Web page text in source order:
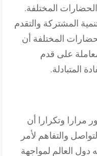
الحضارات المختلفة.
المشتركة والتقدم
المختلفة أن
على قدم
المتبادلة.
مرارا وتكرارا أن
والتفاهم لأمر
دول العالم لمواجهة